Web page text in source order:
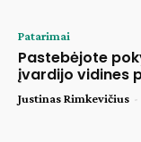
Patarimai
Pastebėjote
įvardijo vidines
Justinas Rimkevičius -